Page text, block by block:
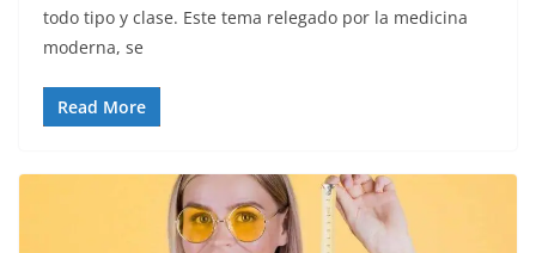
todo tipo y clase. Este tema relegado por la medicina
moderna, se
Read More